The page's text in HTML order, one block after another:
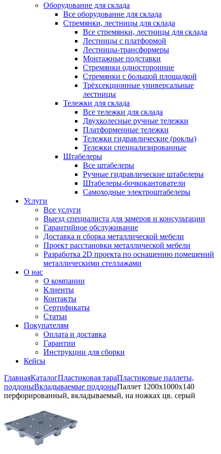
Оборудование для склада
Все оборудование для склада
Стремянки, лестницы для склада
Все стремянки, лестницы для склада
Лестницы с платформой
Лестницы-трансформеры
Монтажные подставки
Стремянки односторонние
Стремянки с большой площадкой
Трёхсекционные универсальные
лестницы
Тележки для склада
Все тележки для склада
Двухколесные ручные тележки
Платформенные тележки
Тележки гидравлические (роклы)
Тележки специализированные
Штабелеры
Все штабелеры
Ручные гидравлические штабелеры
Штабелеры-бочкокантователи
Самоходные электроштабелеры
Услуги
Все услуги
Выезд специалиста для замеров и консультации
Гарантийное обслуживание
Доставка и сборка металлической мебели
Проект расстановки металлической мебели
Разработка 2D проекта по оснащению помещений
металлическими стеллажами
О нас
О компании
Клиенты
Контакты
Сертификаты
Статьи
Покупателям
Оплата и доставка
Гарантии
Инструкции для сборки
Кейсы
ГлавнаяКаталогПластиковая тараПластиковые паллеты,
поддоныВкладываемые поддоныПаллет 1200х1000х140
перфорированный, вкладываемый, на ножках цв. серый